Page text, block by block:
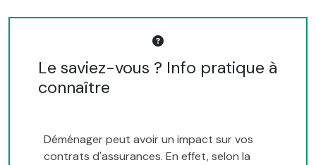
Le saviez-vous ? Info pratique à
connaître
Déménager peut avoir un impact sur vos
contrats d'assurances. En effet, selon la